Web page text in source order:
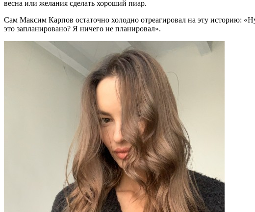
весна или желания сделать хороший пиар.
Сам Максим Карпов остаточно холодно отреагировал на эту историю:
это запланировано? Я ничего не планировал».